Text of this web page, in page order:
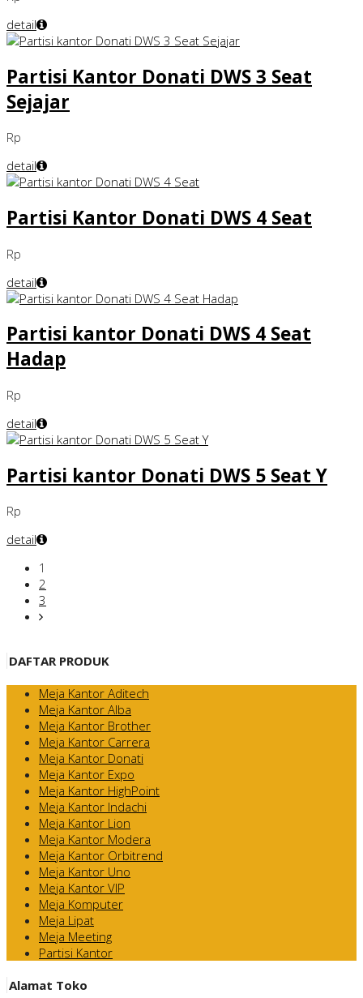
detail
Partisi Kantor Donati DWS 3 Seat
Sejajar
Rp
detail
Partisi Kantor Donati DWS 4 Seat
Rp
detail
Partisi kantor Donati DWS 4 Seat
Hadap
Rp
detail
Partisi kantor Donati DWS 5 Seat Y
Rp
detail
1
2
3
DAFTAR PRODUK
Meja Kantor Aditech
Meja Kantor Alba
Meja Kantor Brother
Meja Kantor Carrera
Meja Kantor Donati
Meja Kantor Expo
Meja Kantor HighPoint
Meja Kantor Indachi
Meja Kantor Lion
Meja Kantor Modera
Meja Kantor Orbitrend
Meja Kantor Uno
Meja Kantor VIP
Meja Komputer
Meja Lipat
Meja Meeting
Partisi Kantor
Alamat Toko